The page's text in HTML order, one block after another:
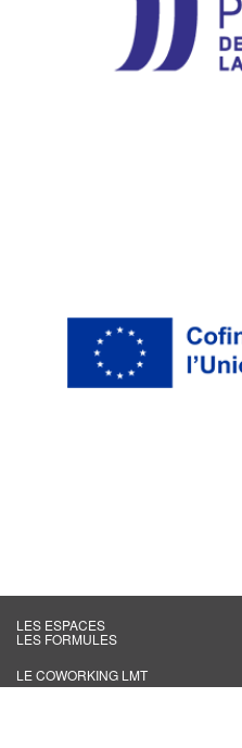
LES ESPACES
LES FORMULES
LE COWORKING LMT